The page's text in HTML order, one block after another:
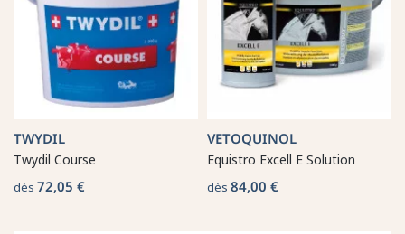
TWYDIL
Twydil Course
dès 72,05 €
VETOQUINOL
Equistro Excell E Solution
dès 84,00 €